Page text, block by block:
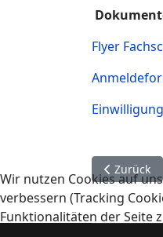
Flyer
Vorheriger
Zurück
Wir nutzen Cookies auf
verbessern (Tracking
Funktionalitäten der Seite